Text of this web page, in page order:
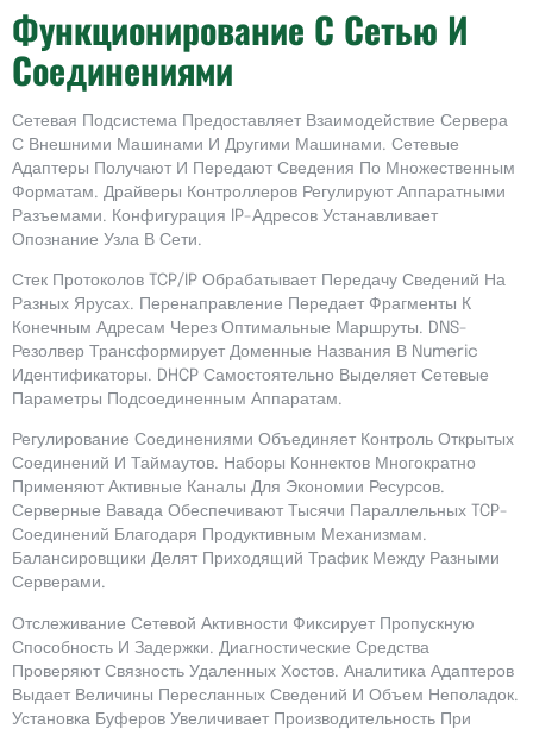
Функционирование С Сетью И
Соединениями
Сетевая Подсистема Предоставляет Взаимодействие Сервера
С Внешними Машинами И Другими Машинами. Сетевые
Адаптеры Получают И Передают Сведения По Множественным
Форматам. Драйверы Контроллеров Регулируют Аппаратными
Разъемами. Конфигурация IP-Адресов Устанавливает
Опознание Узла В Сети.
Стек Протоколов TCP/IP Обрабатывает Передачу Сведений На
Разных Ярусах. Перенаправление Передает Фрагменты К
Конечным Адресам Через Оптимальные Маршруты. DNS-
Резолвер Трансформирует Доменные Названия В Numeric
Идентификаторы. DHCP Самостоятельно Выделяет Сетевые
Параметры Подсоединенным Аппаратам.
Регулирование Соединениями Объединяет Контроль Открытых
Соединений И Таймаутов. Наборы Коннектов Многократно
Применяют Активные Каналы Для Экономии Ресурсов.
Серверные Вавада Обеспечивают Тысячи Параллельных TCP-
Соединений Благодаря Продуктивным Механизмам.
Балансировщики Делят Приходящий Трафик Между Разными
Серверами.
Отслеживание Сетевой Активности Фиксирует Пропускную
Способность И Задержки. Диагностические Средства
Проверяют Связность Удаленных Хостов. Аналитика Адаптеров
Выдает Величины Пересланных Сведений И Объем Неполадок.
Установка Буферов Увеличивает Производительность При